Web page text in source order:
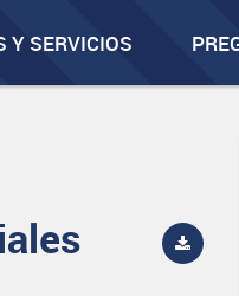
Y SERVICIOS